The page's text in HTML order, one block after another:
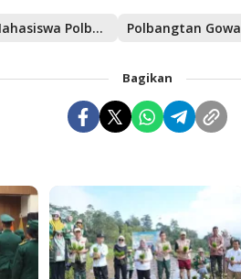
Mahasiswa Polbangtan Polbangtan Gowa
Bagikan